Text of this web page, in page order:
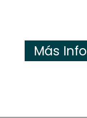
Más Info